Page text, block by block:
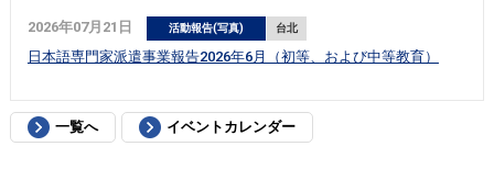
2026年07月21日 活動報告(写真) 台北
日本語専門家派遣事業報告2026年6月（初等、および中等教育）
一覧へ イベントカレンダー